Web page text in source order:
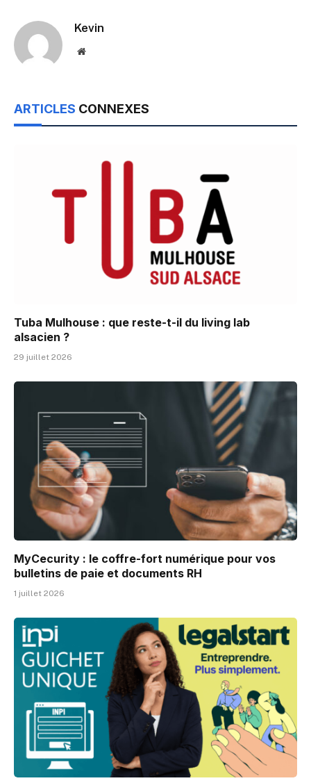
Kevin
Website
ARTICLES CONNEXES
Tuba Mulhouse : que reste-t-il du living lab
alsacien ?
29 juillet 2026
MyCecurity : le coffre-fort numérique pour vos
bulletins de paie et documents RH
1 juillet 2026